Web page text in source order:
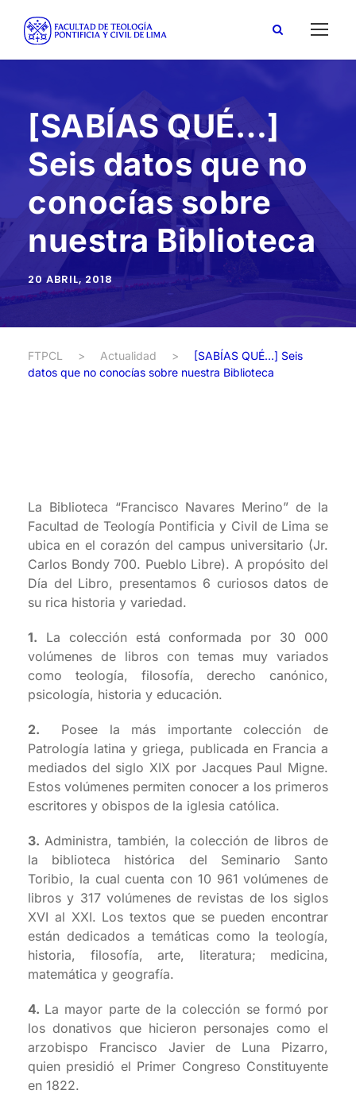
[SABÍAS QUÉ…]
Seis datos que no
conocías sobre
nuestra Biblioteca
20 ABRIL, 2018
FTPCL > Actualidad >
[SABÍAS QUÉ…] Seis
datos que no conocías sobre nuestra Biblioteca
La Biblioteca “Francisco Navares Merino” de la
Facultad de Teología Pontificia y Civil de Lima se
ubica en el corazón del campus universitario (Jr.
Carlos Bondy 700. Pueblo Libre). A propósito del
Día del Libro, presentamos 6 curiosos datos de
su rica historia y variedad.
1. La colección está conformada por 30 000
volúmenes de libros con temas muy variados
como teología, filosofía, derecho canónico,
psicología, historia y educación.
2. Posee la más importante colección de
Patrología latina y griega, publicada en Francia a
mediados del siglo XIX por Jacques Paul Migne.
Estos volúmenes permiten conocer a los primeros
escritores y obispos de la iglesia católica.
3. Administra, también, la colección de libros de
la biblioteca histórica del Seminario Santo
Toribio, la cual cuenta con 10 961 volúmenes de
libros y 317 volúmenes de revistas de los siglos
XVI al XXI. Los textos que se pueden encontrar
están dedicados a temáticas como la teología,
historia, filosofía, arte, literatura; medicina,
matemática y geografía.
4. La mayor parte de la colección se formó por
los donativos que hicieron personajes como el
arzobispo Francisco Javier de Luna Pizarro,
quien presidió el Primer Congreso Constituyente
en 1822.